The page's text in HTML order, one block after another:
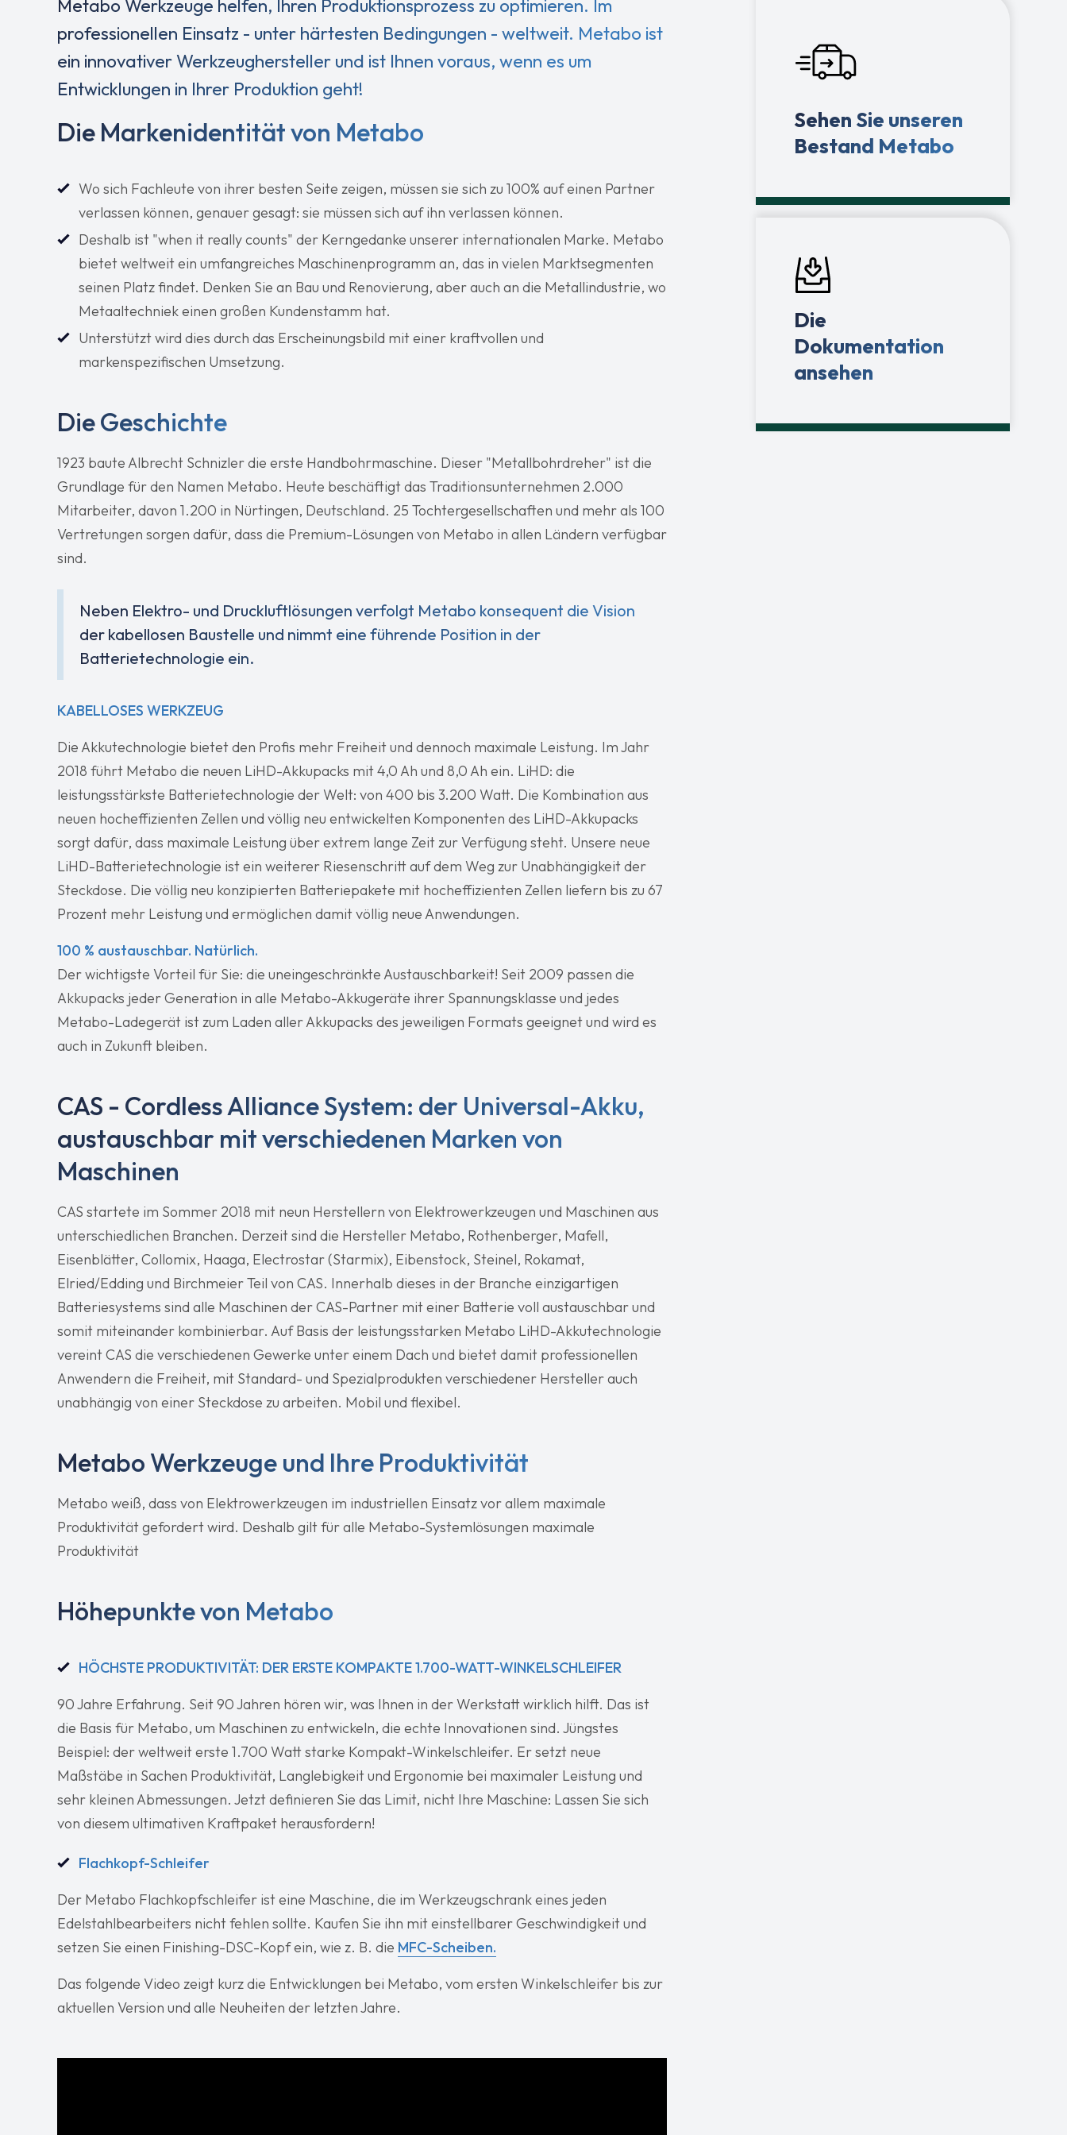
Metabo Werkzeuge helfen, Ihren Produktionsprozess zu optimieren. Im
professionellen Einsatz - unter härtesten Bedingungen - weltweit. Metabo ist
ein innovativer Werkzeughersteller und ist Ihnen voraus, wenn es um
Entwicklungen in Ihrer Produktion geht!
Die Markenidentität von Metabo
Wo sich Fachleute von ihrer besten Seite zeigen, müssen sie sich zu 100% auf einen Partner
verlassen können, genauer gesagt: sie müssen sich auf ihn verlassen können.
Deshalb ist "when it really counts" der Kerngedanke unserer internationalen Marke. Metabo
bietet weltweit ein umfangreiches Maschinenprogramm an, das in vielen Marktsegmenten
seinen Platz findet. Denken Sie an Bau und Renovierung, aber auch an die Metallindustrie, wo
Metaaltechniek einen großen Kundenstamm hat.
Unterstützt wird dies durch das Erscheinungsbild mit einer kraftvollen und
markenspezifischen Umsetzung.
Die Geschichte
1923 baute Albrecht Schnizler die erste Handbohrmaschine. Dieser "Metallbohrdreher" ist die
Grundlage für den Namen Metabo. Heute beschäftigt das Traditionsunternehmen 2.000
Mitarbeiter, davon 1.200 in Nürtingen, Deutschland. 25 Tochtergesellschaften und mehr als 100
Vertretungen sorgen dafür, dass die Premium-Lösungen von Metabo in allen Ländern verfügbar
sind.
Neben Elektro- und Druckluftlösungen verfolgt Metabo konsequent die Vision
der kabellosen Baustelle und nimmt eine führende Position in der
Batterietechnologie ein.
KABELLOSES WERKZEUG
Die Akkutechnologie bietet den Profis mehr Freiheit und dennoch maximale Leistung. Im Jahr
2018 führt Metabo die neuen LiHD-Akkupacks mit 4,0 Ah und 8,0 Ah ein. LiHD: die
leistungsstärkste Batterietechnologie der Welt: von 400 bis 3.200 Watt. Die Kombination aus
neuen hocheffizienten Zellen und völlig neu entwickelten Komponenten des LiHD-Akkupacks
sorgt dafür, dass maximale Leistung über extrem lange Zeit zur Verfügung steht. Unsere neue
LiHD-Batterietechnologie ist ein weiterer Riesenschritt auf dem Weg zur Unabhängigkeit der
Steckdose. Die völlig neu konzipierten Batteriepakete mit hocheffizienten Zellen liefern bis zu 67
Prozent mehr Leistung und ermöglichen damit völlig neue Anwendungen.
100 % austauschbar. Natürlich.
Der wichtigste Vorteil für Sie: die uneingeschränkte Austauschbarkeit! Seit 2009 passen die
Akkupacks jeder Generation in alle Metabo-Akkugeräte ihrer Spannungsklasse und jedes
Metabo-Ladegerät ist zum Laden aller Akkupacks des jeweiligen Formats geeignet und wird es
auch in Zukunft bleiben.
CAS - Cordless Alliance System: der Universal-Akku,
austauschbar mit verschiedenen Marken von
Maschinen
CAS startete im Sommer 2018 mit neun Herstellern von Elektrowerkzeugen und Maschinen aus
unterschiedlichen Branchen. Derzeit sind die Hersteller Metabo, Rothenberger, Mafell,
Eisenblätter, Collomix, Haaga, Electrostar (Starmix), Eibenstock, Steinel, Rokamat,
Elried/Edding und Birchmeier Teil von CAS. Innerhalb dieses in der Branche einzigartigen
Batteriesystems sind alle Maschinen der CAS-Partner mit einer Batterie voll austauschbar und
somit miteinander kombinierbar. Auf Basis der leistungsstarken Metabo LiHD-Akkutechnologie
vereint CAS die verschiedenen Gewerke unter einem Dach und bietet damit professionellen
Anwendern die Freiheit, mit Standard- und Spezialprodukten verschiedener Hersteller auch
unabhängig von einer Steckdose zu arbeiten. Mobil und flexibel.
Metabo Werkzeuge und Ihre Produktivität
Metabo weiß, dass von Elektrowerkzeugen im industriellen Einsatz vor allem maximale
Produktivität gefordert wird. Deshalb gilt für alle Metabo-Systemlösungen maximale
Produktivität
Höhepunkte von Metabo
HÖCHSTE PRODUKTIVITÄT: DER ERSTE KOMPAKTE 1.700-WATT-WINKELSCHLEIFER
90 Jahre Erfahrung. Seit 90 Jahren hören wir, was Ihnen in der Werkstatt wirklich hilft. Das ist
die Basis für Metabo, um Maschinen zu entwickeln, die echte Innovationen sind. Jüngstes
Beispiel: der weltweit erste 1.700 Watt starke Kompakt-Winkelschleifer. Er setzt neue
Maßstäbe in Sachen Produktivität, Langlebigkeit und Ergonomie bei maximaler Leistung und
sehr kleinen Abmessungen. Jetzt definieren Sie das Limit, nicht Ihre Maschine: Lassen Sie sich
von diesem ultimativen Kraftpaket herausfordern!
Flachkopf-Schleifer
Der Metabo Flachkopfschleifer ist eine Maschine, die im Werkzeugschrank eines jeden
Edelstahlbearbeiters nicht fehlen sollte. Kaufen Sie ihn mit einstellbarer Geschwindigkeit und
setzen Sie einen Finishing-DSC-Kopf ein, wie z. B. die MFC-Scheiben.
Das folgende Video zeigt kurz die Entwicklungen bei Metabo, vom ersten Winkelschleifer bis zur
aktuellen Version und alle Neuheiten der letzten Jahre.
Sehen Sie unseren
Bestand Metabo
Die
Dokumentation
ansehen